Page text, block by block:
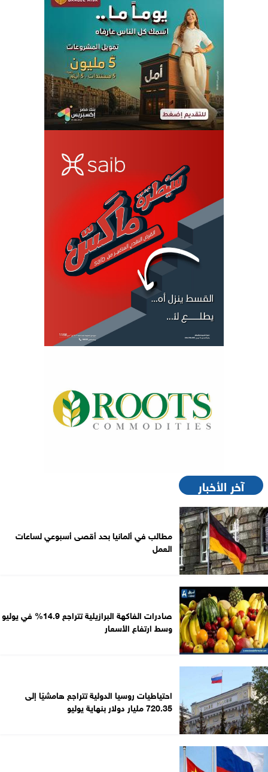
آخر الأخبار
مطالب في ألمانيا بحد أقصى أسبوعي لساعات
العمل
صادرات الفاكهة البرازيلية تتراجع 14.9% في يوليو
وسط ارتفاع الأسعار
احتياطيات روسيا الدولية تتراجع هامشيًا إلى
720.35 مليار دولار بنهاية يوليو